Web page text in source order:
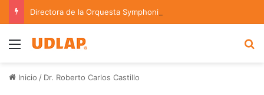
Menu
Inicio / Dr. Roberto Carlos Castillo